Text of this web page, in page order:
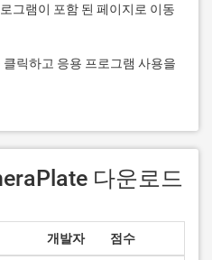
다운로드
개발자 점수